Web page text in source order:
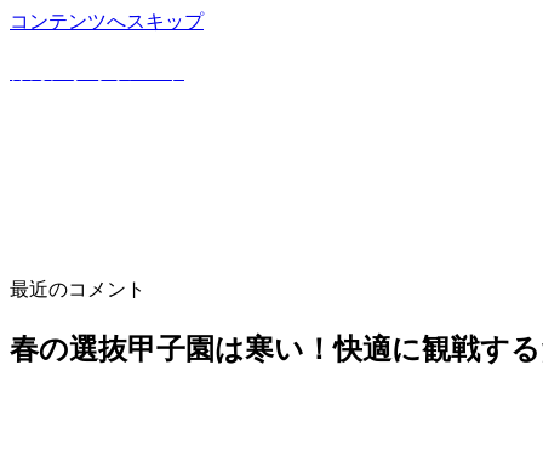
コンテンツへスキップ
最近のコメント
春の選抜甲子園は寒い！快適に観戦す